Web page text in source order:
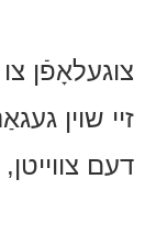
צוגעלאָפֿן
זיי שוין
דעם